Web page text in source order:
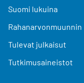
Suomi lukuina
Rahanarvonmuunnin
Tulevat julkaisut
Tutkimusaineistot